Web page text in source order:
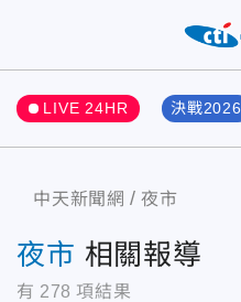
LIVE 24HR 決戰2026
中天新聞網 夜市
夜市 相關報導
有 278 項結果